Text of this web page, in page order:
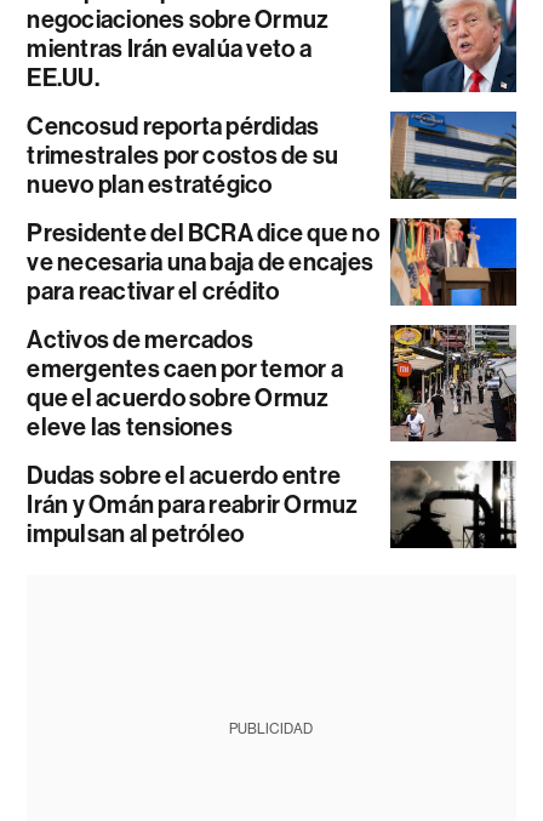
negociaciones sobre Ormuz
mientras Irán evalúa veto a
EE.UU.
Cencosud reporta pérdidas
trimestrales por costos de su
nuevo plan estratégico
Presidente del BCRA dice que no
ve necesaria una baja de encajes
para reactivar el crédito
Activos de mercados
emergentes caen por temor a
que el acuerdo sobre Ormuz
eleve las tensiones
Dudas sobre el acuerdo entre
Irán y Omán para reabrir Ormuz
impulsan al petróleo
PUBLICIDAD